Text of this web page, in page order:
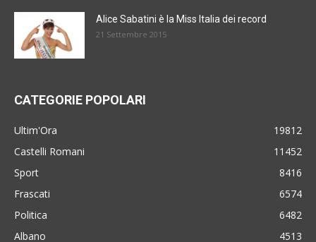
Alice Sabatini è la Miss Italia dei record
21 Settembre 2015
CATEGORIE POPOLARI
Ultim'Ora
19812
Castelli Romani
11452
Sport
8416
Frascati
6574
Politica
6482
Albano
4513